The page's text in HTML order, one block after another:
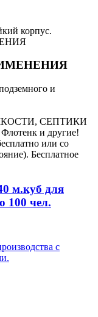
корпус.
и
ЕМКОСТИ, СЕПТИКИ
и другие!
или со
Бесплатное
м.куб для
100 чел.
с